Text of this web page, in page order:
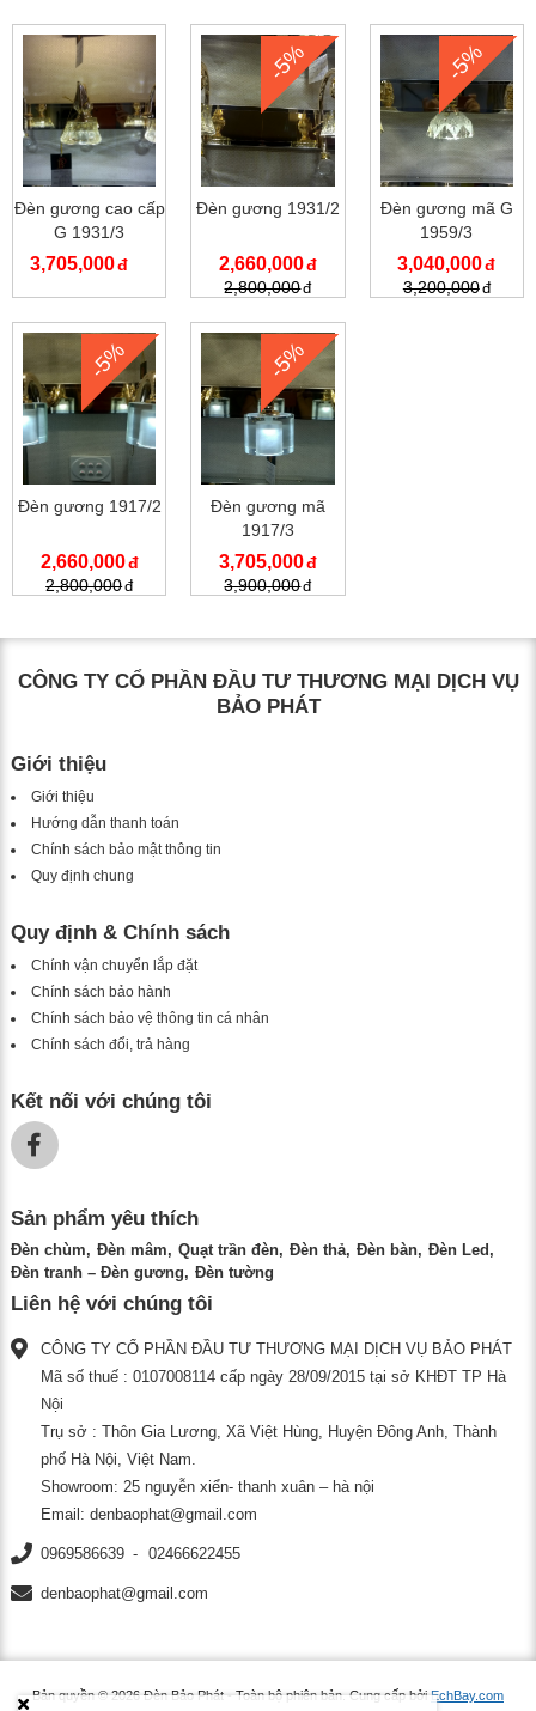
Đèn gương cao cấp
G 1931/3
3,705,000
-5%
Đèn gương 1931/2
2,660,000
2,800,000
-5%
Đèn gương mã G
1959/3
3,040,000
3,200,000
-5%
Đèn gương 1917/2
2,660,000
2,800,000
-5%
Đèn gương mã
1917/3
3,705,000
3,900,000
CÔNG TY CỔ PHẦN ĐẦU TƯ THƯƠNG MẠI DỊCH VỤ
BẢO PHÁT
Giới thiệu
Giới thiệu
Hướng dẫn thanh toán
Chính sách bảo mật thông tin
Quy định chung
Quy định & Chính sách
Chính vận chuyển lắp đặt
Chính sách bảo hành
Chính sách bảo vệ thông tin cá nhân
Chính sách đổi, trả hàng
Kết nối với chúng tôi
Sản phẩm yêu thích
Đèn chùm Đèn mâm Quạt trần đèn Đèn thả Đèn bàn
Đèn Led
Đèn tranh – Đèn gương
Đèn tường
Liên hệ với chúng tôi
CÔNG TY CỔ PHẦN ĐẦU TƯ THƯƠNG MẠI DỊCH VỤ BẢO PHÁT
Mã số thuế : 0107008114 cấp ngày 28/09/2015 tại sở KHĐT TP Hà
Nội
Trụ sở : Thôn Gia Lương, Xã Việt Hùng, Huyện Đông Anh, Thành
phố Hà Nội, Việt Nam.
Showroom: 25 nguyễn xiển- thanh xuân – hà nội
Email: denbaophat@gmail.com
0969586639 02466622455
denbaophat@gmail.com
Bản quyền © 2026 Đèn Bảo Phát - Toàn bộ phiên bản. Cung cấp bởi EchBay.com